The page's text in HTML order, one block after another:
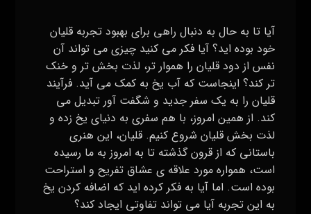
آیا تا به حال به دنبال راهی برای بهبود تجربه قلیان
خود بوده‌ اید؟ آیا فکر می‌ کنید چیزی می‌ تواند آن
نفس از دود قلیان را هموار تر، لذت‌ بخش‌ تر و خنک‌
تر کند؟ اینجاست که آب یخ به کمک می‌ آید. فرآیند
قلیان را به یک سفر جدید و شگفت‌ آور تبدیل می‌
کند. از همین امروز، با هم سفری به دنیای یخ‌ زده و
لذت‌ بخش قلیان شروع کنیم. قلیان، این هنری
باستانی که از قرون گذشته تا به امروز به ما رسیده
است، همواره مورد علاقه‌ ی عشاق تفریح و استراحت
بوده است. اما آیا به فکر کرده‌ اید که اضافه کردن یخ
به این تجربه آیا می‌ تواند تفاوتی ایجاد کند؟